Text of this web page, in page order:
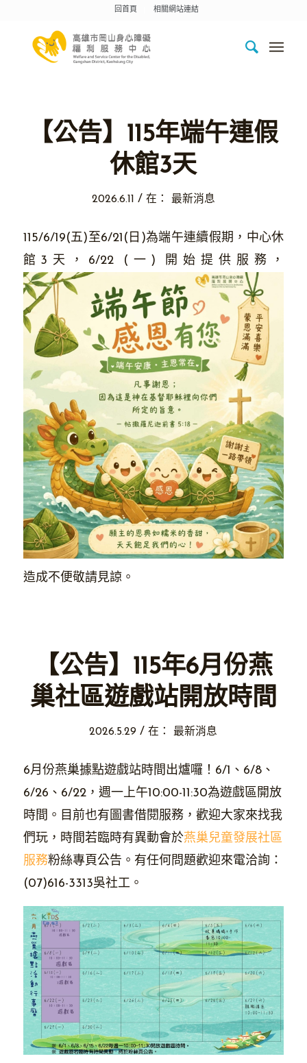
回首頁 相關網站連結
【公告】115年端午連假
休館3天
2026.6.11 / 在： 最新消息
115/6/19(五)至6/21(日)為端午連續假期，中心休
館3天，6/22 (一) 開始提供服務，
造成不便敬請見諒。
【公告】115年6月份燕
巢社區遊戲站開放時間
2026.5.29 / 在：最新消息
6月份燕巢據點遊戲站時間出爐囉！6/1、6/8、
6/26、6/22，週一上午10:00-11:30為遊戲區開放
時間。目前也有圖書借閱服務， 歡迎大家來找我
們玩，時間若臨時有異動會於燕巢兒童發展社區
服務粉絲專頁公告。有任何問題歡迎來電洽詢：
(07)616-3313吳社工。